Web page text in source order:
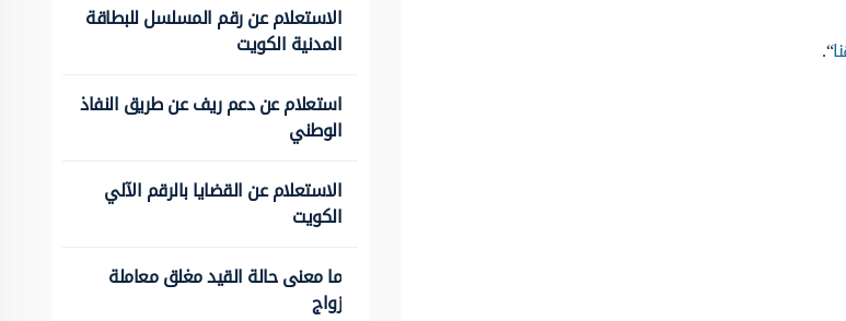
“.
الاستعلام عن رقم المسلسل للبطاقة
المدنية الكويت
استعلام عن دعم ريف عن طريق النفاذ
الوطني
الاستعلام عن القضايا بالرقم الآلي
الكويت
ما معنى حالة القيد مغلق معاملة
زواج